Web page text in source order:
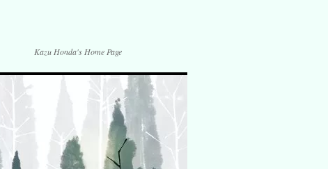
Kazu Honda's Home Page